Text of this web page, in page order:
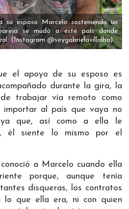
esposo Marcelo sosteniendo un
se mudó a este país donde
(Instagram @soygabrielavillalba)
el apoyo de su esposo es
durante la gira, la
trabajar vía remoto como
importar al país que vaya no
que, así como a ella le
él siente lo mismo por el
a Marcelo cuando ella
porque, aunque tenía
disqueras, los contratos
lo que ella era, ni con quien